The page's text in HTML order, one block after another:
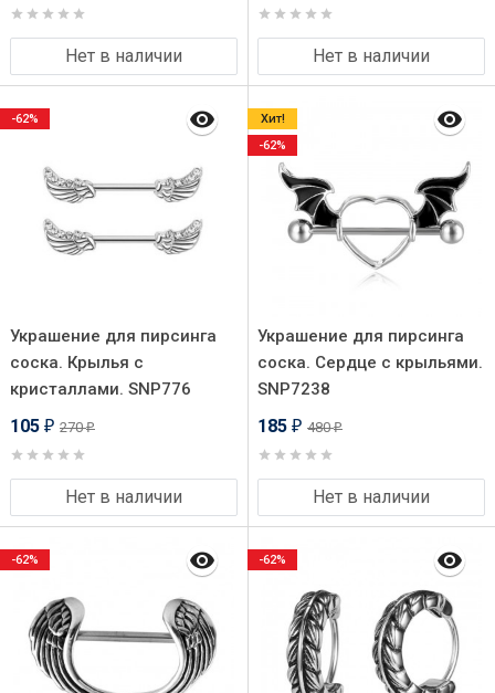
Нет в наличии Нет в наличии
Украшение для пирсинга
соска. Крылья с
кристаллами. SNP776
105 ₽ 270₽
Нет в наличии
-62%
Украшение для пирсинга
соска. Сердце с крыльями.
SNP7238
185 ₽ 480₽
Нет в наличии
Хит!
-62%
-62% -62%